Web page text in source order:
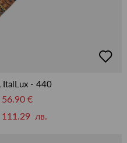
в
ItalLux - 440
56.90 €
111.29 лв.